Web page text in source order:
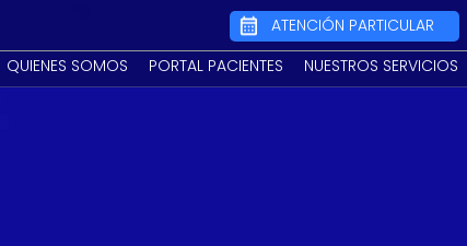
ATENCIÓN PARTICULAR
QUIENES SOMOS PORTAL PACIENTES NUESTROS SERVICIOS